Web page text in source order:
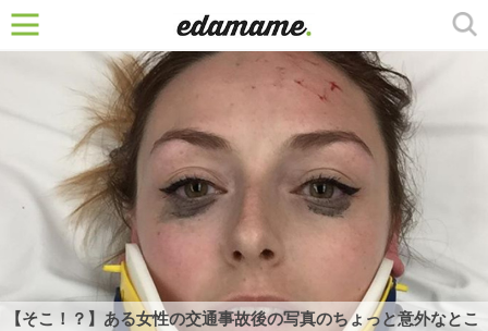
【そこ！？】ある女性の交通事故後の写真のちょっと意外なとこ